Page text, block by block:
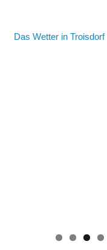
Das Wetter in Troisdorf